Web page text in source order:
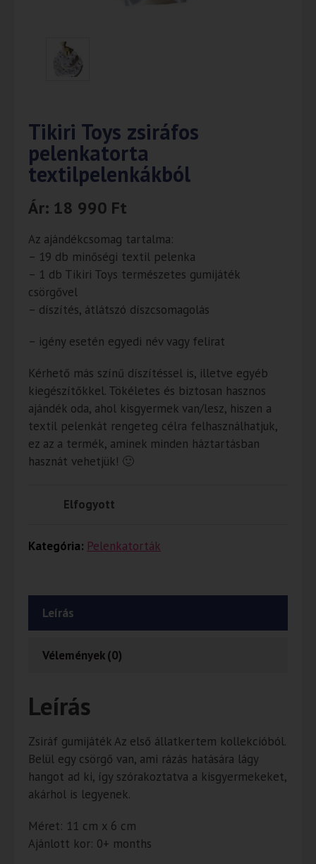
Tikiri Toys zsiráfos
pelenkatorta
textilpelenkákból
Ár: 18 990 Ft
Az ajándékcsomag tartalma:
– 19 db minőségi textil pelenka
– 1 db Tikiri Toys természetes gumijáték
csörgővel
– díszítés, átlátszó díszcsomagolás
– igény esetén egyedi név vagy felirat
Kérhető más színű díszítéssel is, illetve egyéb
kiegészítőkkel. Tökéletes és biztosan hasznos
ajándék oda, ahol kisgyermek van/lesz, hiszen a
textil pelenkát rengeteg célra felhasználhatjuk,
ez az a termék, aminek minden háztartásban
hasznát vehetjük! 🙂
Elfogyott
Kategória: Pelenkatorták
Leírás
Vélemények (0)
Leírás
Zsiráf gumijáték Az első állatkertem kollekcióból.
Belül egy csörgő van, ami rázás hatására lágy
hangot ad ki, így szórakoztatva a kisgyermekeket,
akárhol is legyenek.
Méret: 11 cm x 6 cm
Ajánlott kor: 0+ months